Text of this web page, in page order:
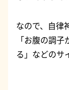
なので、自律
「お腹の調
る」などのサ